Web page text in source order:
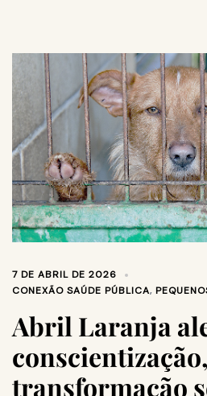
7 DE ABRIL DE 2026
CONEXÃO SAÚDE PÚBLICA,
Abril Laranja
transformação